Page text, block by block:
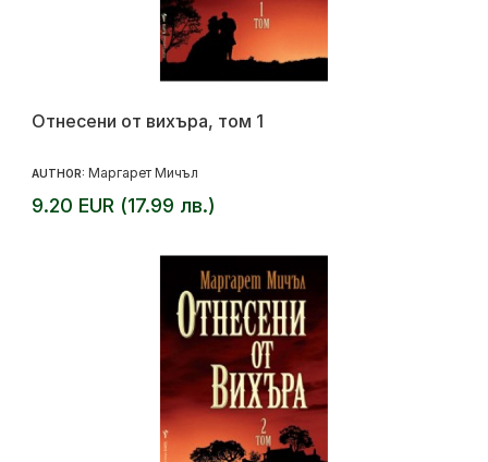
Отнесени от вихъра, том 1
AUTHOR: Маргарет Мичъл
9.20 EUR (17.99 лв.)